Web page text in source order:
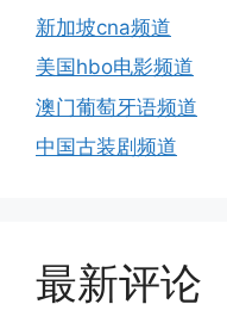
新加坡cna频道
美国hbo电影频道
澳门葡萄牙语频道
中国古装剧频道
最新评论